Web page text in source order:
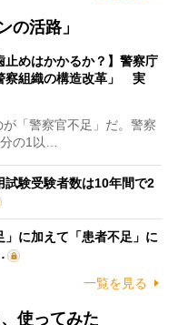
の活路」
止めはかかるか？】警察庁
察組織の構造改革」 実
「警察官不足」だ。警察
の1以…
試験受験者数は10年間で2
」に加えて「患者不足」に
一覧を見る
使ってみた